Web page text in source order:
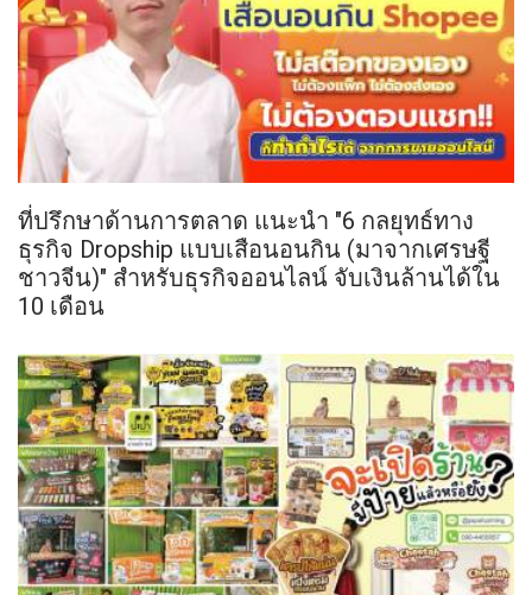
ที่ปรึกษาด้านการตลาด แนะนำ "6 กลยุทธ์ทาง
ธุรกิจ Dropship แบบเสือนอนกิน (มาจากเศรษฐี
ชาวจีน)" สำหรับธุรกิจออนไลน์ จับเงินล้านได้ใน
10 เดือน